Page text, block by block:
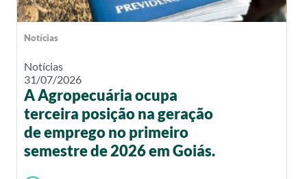
Notícias
Notícias
31/07/2026
A Agropecuária ocupa
terceira posição na geração
de emprego no primeiro
semestre de 2026 em Goiás.